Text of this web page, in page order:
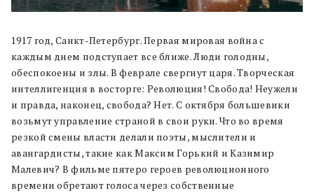
1917 год, Санкт-Петербург. Первая мировая война с
каждым днем подступает все ближе. Люди голодны,
обеспокоены и злы. В феврале свергнут царя. Творческая
интеллигенция в восторге: Революция! Свобода! Неужели
и правда, наконец, свобода? Нет. С октября большевики
возьмут управление страной в свои руки. Что во время
резкой смены власти делали поэты, мыслители и
авангардисты, такие как Максим Горький и Казимир
Малевич? В фильме пятеро героев революционного
времени обретают голоса через собственные